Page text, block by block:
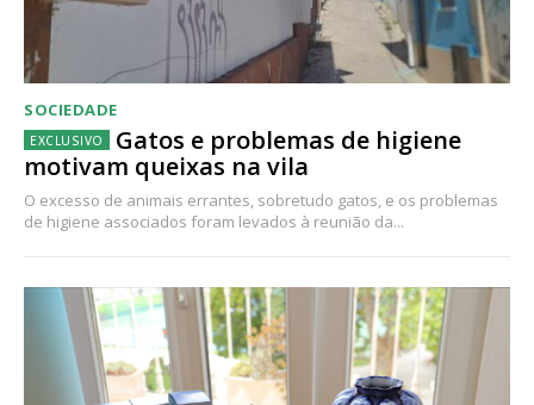
SOCIEDADE
Gatos e problemas de higiene
motivam queixas na vila
O excesso de animais errantes, sobretudo gatos, e os problemas
de higiene associados foram levados à reunião da...